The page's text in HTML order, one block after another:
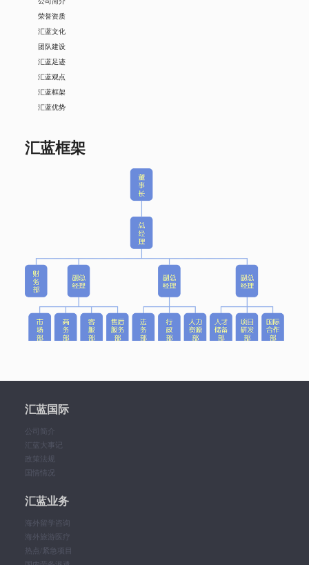
荣誉资质
汇蓝文化
团队建设
汇蓝足迹
汇蓝观点
汇蓝框架
汇蓝优势
汇蓝框架
汇蓝国际
公司简介
汇蓝大事记
政策法规
国情情况
汇蓝业务
海外留学咨询
海外旅游医疗
热点/紧急项目